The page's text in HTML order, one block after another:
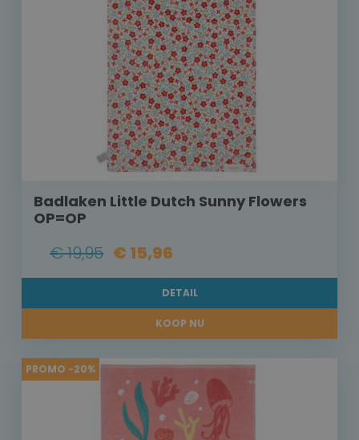
Badlaken Little Dutch Sunny Flowers
OP=OP
€ 19,95 € 15,96
DETAIL
KOOP NU
PROMO -20%